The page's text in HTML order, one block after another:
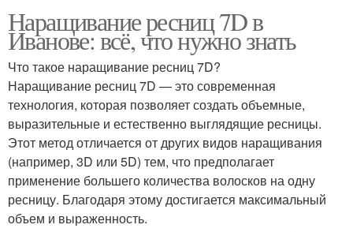
Наращивание ресниц 7D в
Иванове: всё, что нужно знать
Что такое наращивание ресниц 7D?
Наращивание ресниц 7D — это современная
технология, которая позволяет создать объемные,
выразительные и естественно выглядящие ресницы.
Этот метод отличается от других видов наращивания
(например, 3D или 5D) тем, что предполагает
применение большего количества волосков на одну
ресницу. Благодаря этому достигается максимальный
объем и выраженность.